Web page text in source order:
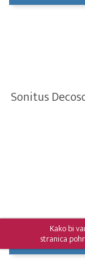
Sonitus
Kako bi
stranica